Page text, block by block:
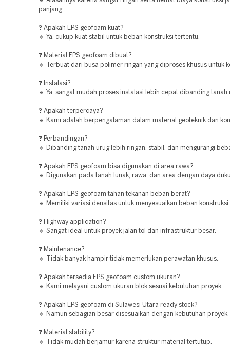
panjang.
❓ Apakah EPS geofoam kuat?
🔹 Ya, cukup kuat stabil untuk beban konstruksi tertentu.
❓ Material EPS geofoam dibuat?
🔹 Terbuat dari busa polimer ringan yang diproses khusus untuk
❓ Instalasi?
🔹 Ya, sangat mudah proses instalasi lebih cepat dibanding tanah
❓ Apakah terpercaya?
🔹 Kami adalah berpengalaman dalam material geoteknik dan
❓ Perbandingan?
🔹 Dibanding tanah urug lebih ringan, stabil, dan mengurangi
❓ Apakah EPS geofoam bisa digunakan di area rawa?
🔹 Digunakan pada tanah lunak, rawa, dan area dengan daya
❓ Apakah EPS geofoam tahan tekanan beban berat?
🔹 Memiliki variasi densitas untuk menyesuaikan beban konstruksi.
❓ Highway application?
🔹 Sangat ideal untuk proyek jalan tol dan infrastruktur besar.
❓ Maintenance?
🔹 Tidak banyak hampir tidak memerlukan perawatan khusus.
❓ Apakah tersedia EPS geofoam custom ukuran?
🔹 Kami melayani custom ukuran blok sesuai kebutuhan proyek.
❓ Apakah EPS geofoam di Sulawesi Utara ready stock?
🔹 Namun sebagian besar disesuaikan dengan kebutuhan proyek.
❓ Material stability?
🔹 Tidak mudah berjamur karena struktur material tertutup.